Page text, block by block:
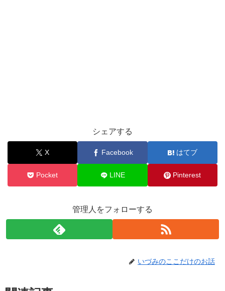
シェアする
X Facebook はてブ
Pocket LINE Pinterest
管理人をフォローする
いづみのここだけのお話